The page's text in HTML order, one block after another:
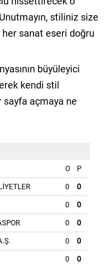
stiliniz size
sanat eseri doğru
büyüleyici
kendi stil
sayfa açmaya ne
O P
0 0
0 0
0 0
0 0
0 0